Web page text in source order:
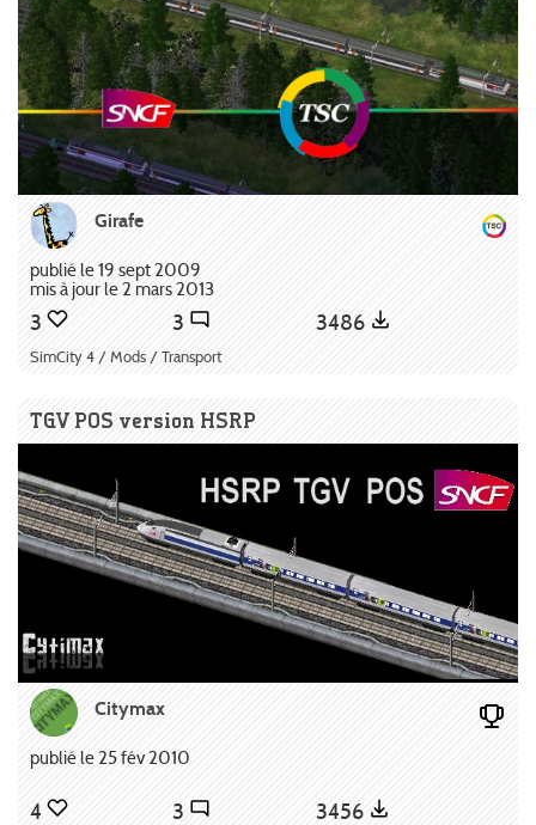
Girafe
publié le 19 sept 2009
mis à jour le 2 mars 2013
3 3 3486
SimCity 4 / Mods / Transport
TGV POS version HSRP
Citymax
publié le 25 fév 2010
4 3 3456